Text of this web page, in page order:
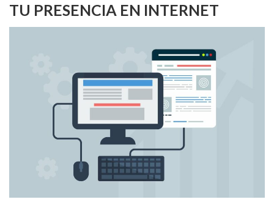
TU PRESENCIA EN INTERNET